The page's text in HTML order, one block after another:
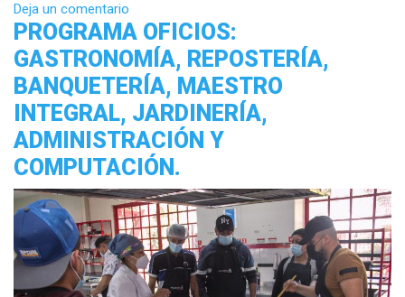
Deja un comentario
PROGRAMA OFICIOS:
GASTRONOMÍA, REPOSTERÍA,
BANQUETERÍA, MAESTRO
INTEGRAL, JARDINERÍA,
ADMINISTRACIÓN Y
COMPUTACIÓN.